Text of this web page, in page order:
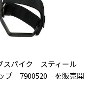
パイク スティール
プ 7900520 を販売開